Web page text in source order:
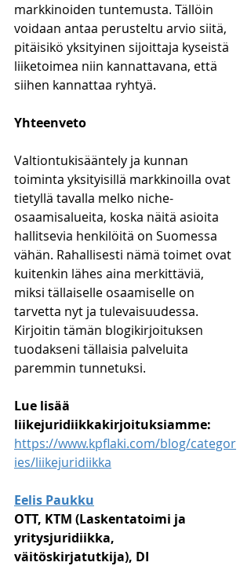
markkinoiden tuntemusta. Tällöin
voidaan antaa perusteltu arvio siitä,
pitäisikö yksityinen sijoittaja kyseistä
liiketoimea niin kannattavana, että
siihen kannattaa ryhtyä.
Yhteenveto
Valtiontukisääntely ja kunnan
toiminta yksityisillä markkinoilla ovat
tietyllä tavalla melko niche-
osaamisalueita, koska näitä asioita
hallitsevia henkilöitä on Suomessa
vähän. Rahallisesti nämä toimet ovat
kuitenkin lähes aina merkittäviä,
miksi tällaiselle osaamiselle on
tarvetta nyt ja tulevaisuudessa.
Kirjoitin tämän blogikirjoituksen
tuodakseni tällaisia palveluita
paremmin tunnetuksi.
Lue lisää
liikejuridiikkakirjoituksiamme:
https://www.kpflaki.com/blog/categor
ies/liikejuridiikka
Eelis Paukku
OTT, KTM (Laskentatoimi ja
yritysjuridiikka,
väitöskirjatutkija), DI